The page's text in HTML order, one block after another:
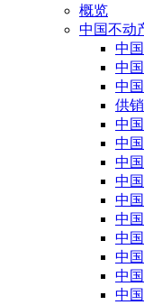
概览
中国不动
中
中
中
供
中
中
中
中
中
中
中
中
中
中